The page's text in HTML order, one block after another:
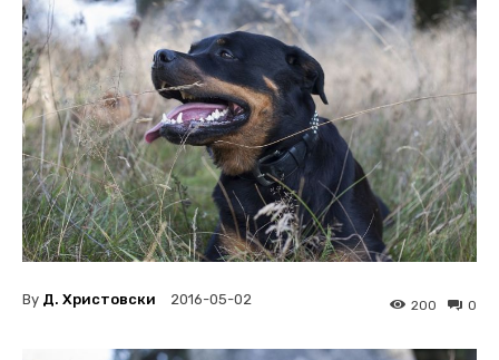
By Д. Христовски 2016-05-02 0
200